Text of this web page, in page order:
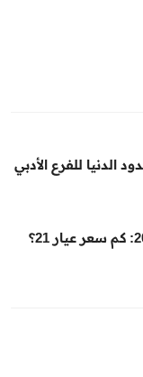
الحدود الدنيا للفرع الأدبي